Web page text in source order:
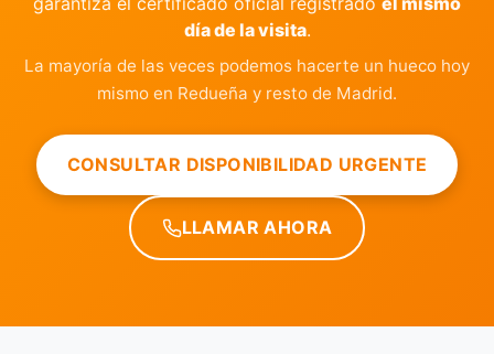
día de la visita.
La mayoría de las veces podemos hacerte un hueco hoy
mismo en Redueña y resto de Madrid.
CONSULTAR DISPONIBILIDAD URGENTE
LLAMAR AHORA